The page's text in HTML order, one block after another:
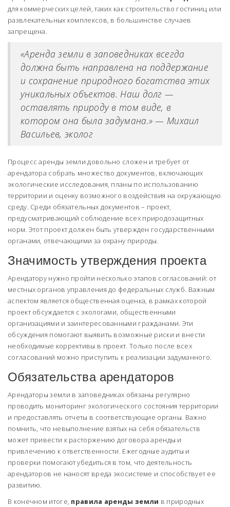
для коммерческих целей, таких как строительство гостиниц или
развлекательных комплексов, в большинстве случаев
запрещена.
«Аренда земли в заповедниках всегда
должна быть направлена на поддержание
и сохранение природного богатства этих
уникальных объектов. Наш долг —
оставлять природу в том виде, в
котором она была задумана.» — Михаил
Васильев, эколог
Процесс аренды земли довольно сложен и требует от
арендатора собрать множество документов, включающих
экологические исследования, планы по использованию
территории и оценку возможного воздействия на окружающую
среду. Среди обязательных документов – проект,
предусматривающий соблюдение всех природозащитных
норм. Этот проект должен быть утвержден государственными
органами, отвечающими за охрану природы.
Значимость утверждения проекта
Арендатору нужно пройти несколько этапов согласований: от
местных органов управления до федеральных служб. Важным
аспектом является общественная оценка, в рамках которой
проект обсуждается с экологами, общественными
организациями и заинтересованными гражданами. Эти
обсуждения помогают выявить возможные риски и внести
необходимые коррективы в проект. Только после всех
согласований можно приступить к реализации задуманного.
Обязательства арендаторов
Арендаторы земли в заповедниках обязаны регулярно
проводить мониторинг экологического состояния территории
и предоставлять отчеты в соответствующие органы. Важно
помнить, что невыполнение взятых на себя обязательств
может привести к расторжению договора аренды и
привлечению к ответственности. Ежегодные аудиты и
проверки помогают убедиться в том, что деятельность
арендаторов не наносят вреда экосистеме и способствует ее
развитию.
В конечном итоге, правила аренды земли в природных